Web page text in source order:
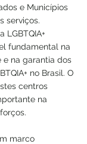
e Municípios
serviços.
LGBTQIA+
fundamental na
na garantia dos
no Brasil. O
centros
na
marco